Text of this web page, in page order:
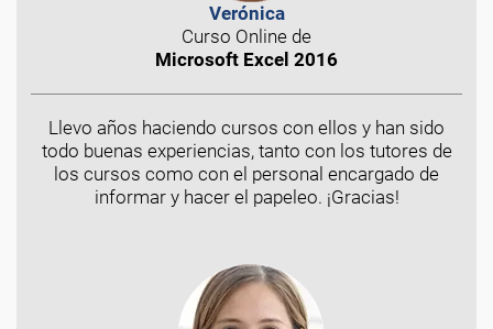
Verónica
Curso Online de
Microsoft Excel 2016
Llevo años haciendo cursos con ellos y han sido
todo buenas experiencias, tanto con los tutores de
los cursos como con el personal encargado de
informar y hacer el papeleo. ¡Gracias!